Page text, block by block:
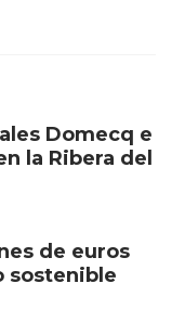
Domecq e
la Ribera del
de euros
sostenible